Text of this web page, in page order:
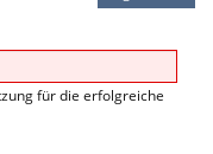
für die erfolgreiche